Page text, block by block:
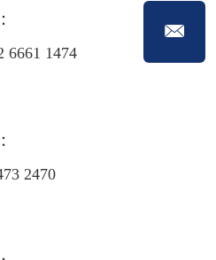
6661 1474
2470